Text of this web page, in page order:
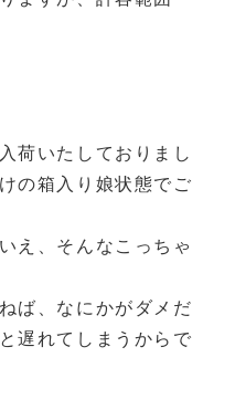
荷いたしておりまし
の箱入り娘状態でご
え、そんなこっちゃ
ば、なにかがダメだ
遅れてしまうからで